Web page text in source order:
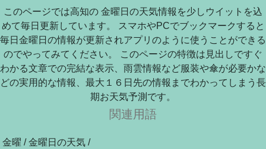
このページでは高知の 金曜日の天気情報を少しウイットを込
めて毎日更新しています。 スマホやPCでブックマークすると
毎日金曜日の情報が更新されアプリのように使うことができる
のでやってみてください。 このページの特徴は見出しですぐ
わかる文章での完結な表示、雨雲情報など服装や傘が必要かな
どの実用的な情報、最大１６日先の情報までわかってしまう長
期お天気予測です。
関連用語
金曜 / 金曜日の天気 /